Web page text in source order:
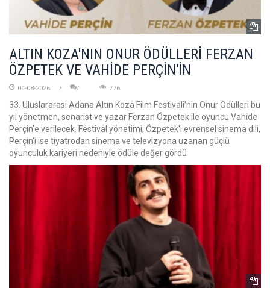
ALTIN KOZA'NIN ONUR ÖDÜLLERİ FERZAN
ÖZPETEK VE VAHİDE PERÇİN'İN
04-08-2026 776
33. Uluslararası Adana Altın Koza Film Festivali'nin Onur Ödülleri bu
yıl yönetmen, senarist ve yazar Ferzan Özpetek ile oyuncu Vahide
Perçin'e verilecek. Festival yönetimi, Özpetek'i evrensel sinema dili,
Perçin'i ise tiyatrodan sinema ve televizyona uzanan güçlü
oyunculuk kariyeri nedeniyle ödüle değer gördü